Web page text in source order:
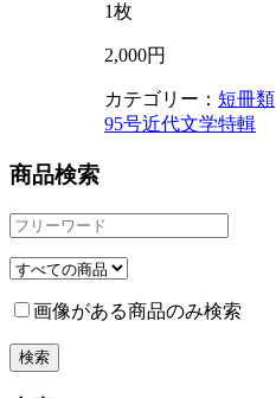
1枚
2,000円
カテゴリー： 短冊類
95号近代文学特輯
商品検索
画像がある商品のみ検索